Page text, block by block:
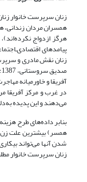
زنان سرپرست خانوار
همسران مردان
هرگز ازدواج‌
پیامدهای
آفریقا و خاورمیانه
در غرب و مرکز آفریقا
می‌دهند و این پدیده
زنان سرپرست خانوار مطلقه هستند. کمترین سهم (۴